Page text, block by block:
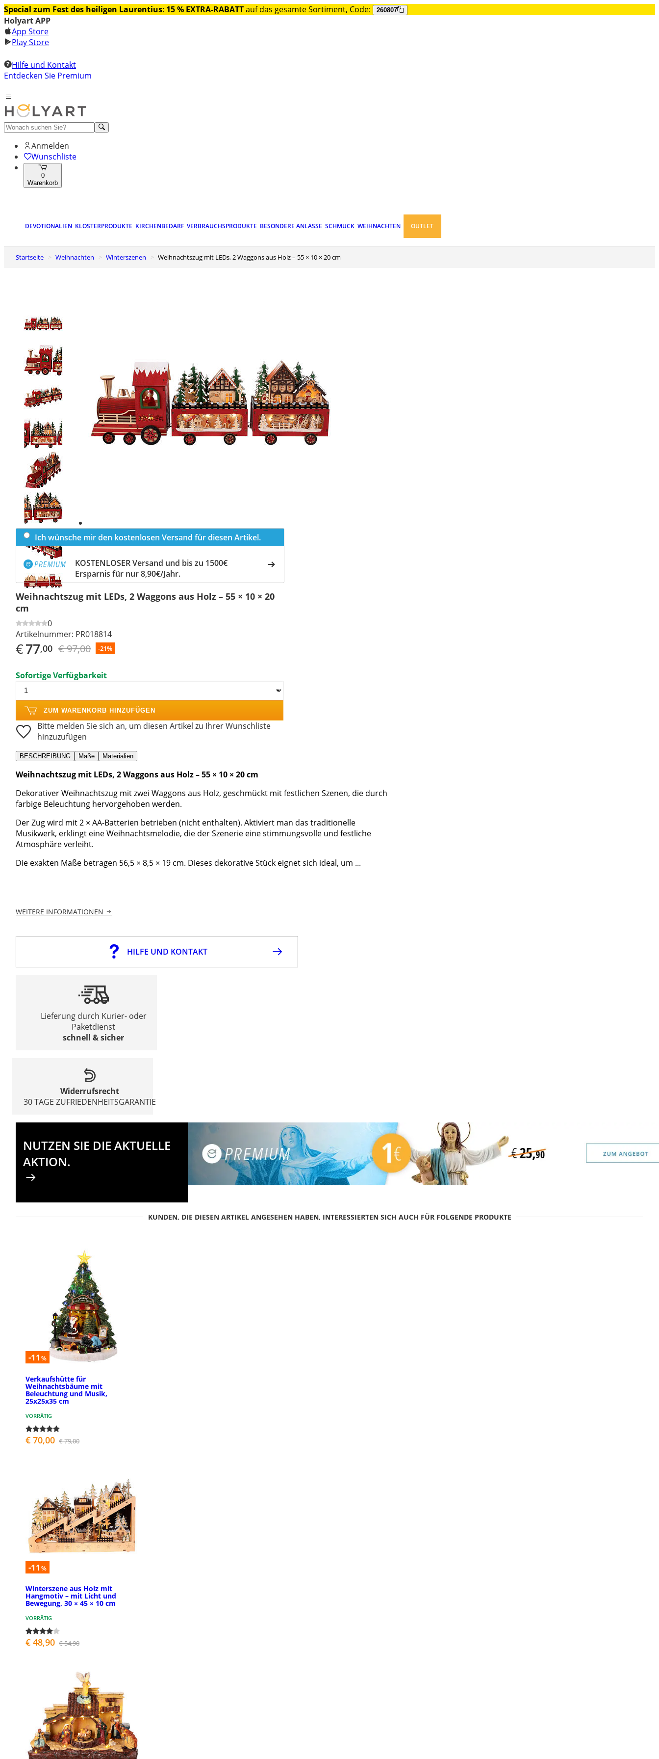
Special zum Fest des heiligen Laurentius: 15 % EXTRA-RABATTauf das gesamte Sortiment, Code: 260807
Holyart APP
App Store
Play Store
Hilfe und Kontakt
Entdecken Sie Premium
Anmelden
Wunschliste
0
Warenkorb
DEVOTIONALIEN KLOSTERPRODUKTE KIRCHENBEDARF VERBRAUCHSPRODUKTE BESONDERE ANLÄSSE SCHMUCK WEIHNACHTEN OUTLET
Startseite Weihnachten Winterszenen Weihnachtszug mit LEDs, 2 Waggons aus Holz – 55 × 10 × 20 cm
Previous
slide
Next
slide
Ich wünsche mir den kostenlosen Versand für diesen Artikel.
KOSTENLOSER Versand und bis zu 1500€
Ersparnis für nur 8,90€/Jahr.
Weihnachtszug mit LEDs, 2 Waggons aus Holz – 55 × 10 × 20
cm
0
Artikelnummer: PR018814
€77,00 € 97,00 -21%
Sofortige Verfügbarkeit
ZUM WARENKORB HINZUFÜGEN
Bitte melden Sie sich an, um diesen Artikel zu Ihrer Wunschliste
hinzuzufügen
BESCHREIBUNG Maße Materialien
Weihnachtszug mit LEDs, 2 Waggons aus Holz – 55 × 10 × 20 cm
Dekorativer Weihnachtszug mit zwei Waggons aus Holz, geschmückt mit festlichen Szenen, die durch
farbige Beleuchtung hervorgehoben werden.
Der Zug wird mit 2 × AA-Batterien betrieben (nicht enthalten). Aktiviert man das traditionelle
Musikwerk, erklingt eine Weihnachtsmelodie, die der Szenerie eine stimmungsvolle und festliche
Atmosphäre verleiht.
Die exakten Maße betragen 56,5 × 8,5 × 19 cm. Dieses dekorative Stück eignet sich ideal, um ...
WEITERE INFORMATIONEN
HILFE UND KONTAKT
Lieferung durch Kurier- oder
Paketdienst
schnell & sicher
Widerrufsrecht
30 TAGE ZUFRIEDENHEITSGARANTIE
NUTZEN SIE DIE AKTUELLE
AKTION.
KUNDEN, DIE DIESEN ARTIKEL ANGESEHEN HABEN, INTERESSIERTEN SICH AUCH FÜR FOLGENDE PRODUKTE
-11 %
Verkaufshütte für
Weihnachtsbäume mit
Beleuchtung und Musik,
25x25x35 cm
VORRÄTIG
€ 70,00 € 79,00
-11 %
Winterszene aus Holz mit
Hangmotiv – mit Licht und
Bewegung, 30 × 45 × 10 cm
VORRÄTIG
€ 48,90 € 54,90